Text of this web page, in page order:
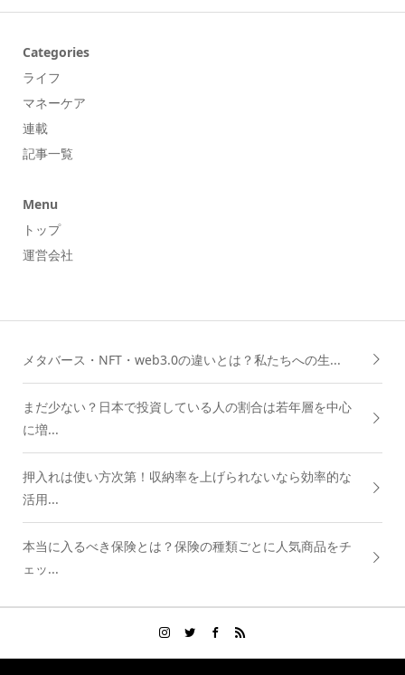
Categories
ライフ
マネーケア
連載
記事一覧
Menu
トップ
運営会社
メタバース・NFT・web3.0の違いとは？私たちへの生...
まだ少ない？日本で投資している人の割合は若年層を中心
に増...
押入れは使い方次第！収納率を上げられないなら効率的な
活用...
本当に入るべき保険とは？保険の種類ごとに人気商品をチ
ェッ...